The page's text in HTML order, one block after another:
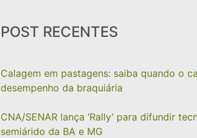
POST RECENTES
Calagem em pastagens: saiba quando o
desempenho da braquiária
CNA/SENAR lança ‘Rally’ para difundir
semiárido da BA e MG